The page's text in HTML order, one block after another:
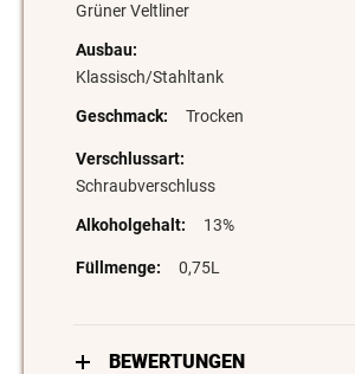
Grüner Veltliner
Klassisch/Stahltank
Trocken
Schraubverschluss
13%
0,75L
BEWERTUNGEN